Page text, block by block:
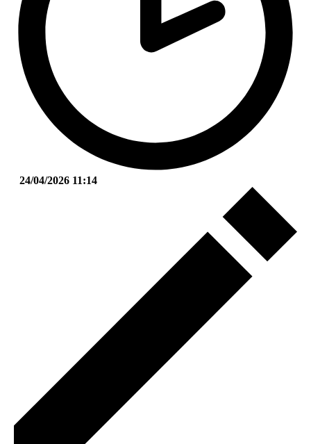
24/04/2026 11:14